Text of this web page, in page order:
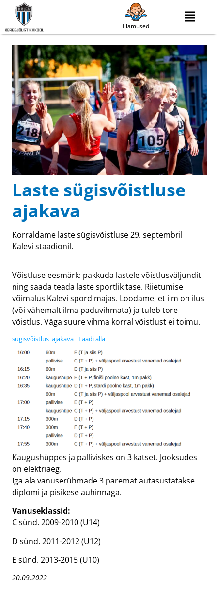
Elamused
Laste sügisvõistluse
ajakava
Korraldame laste sügisvõistluse 29. septembril
Kalevi staadionil.
Võistluse eesmärk: pakkuda lastele võistlusväljundit
ning saada teada laste sportlik tase. Riietumise
võimalus Kalevi spordimajas. Loodame, et ilm on ilus
(või vähemalt ilma paduvihmata) ja tuleb tore
võistlus. Väga suure vihma korral võistlust ei toimu.
sugisvõistlus_ajakava Laadi alla
Kaugushüppes ja palliviskes on 3 katset. Jooksudes
on elektriaeg.
Iga ala vanuserühmade 3 paremat autasustatakse
diplomi ja pisikese auhinnaga.
Vanuseklassid:
C sünd. 2009-2010 (U14)
D sünd. 2011-2012 (U12)
E sünd. 2013-2015 (U10)
20.09.2022